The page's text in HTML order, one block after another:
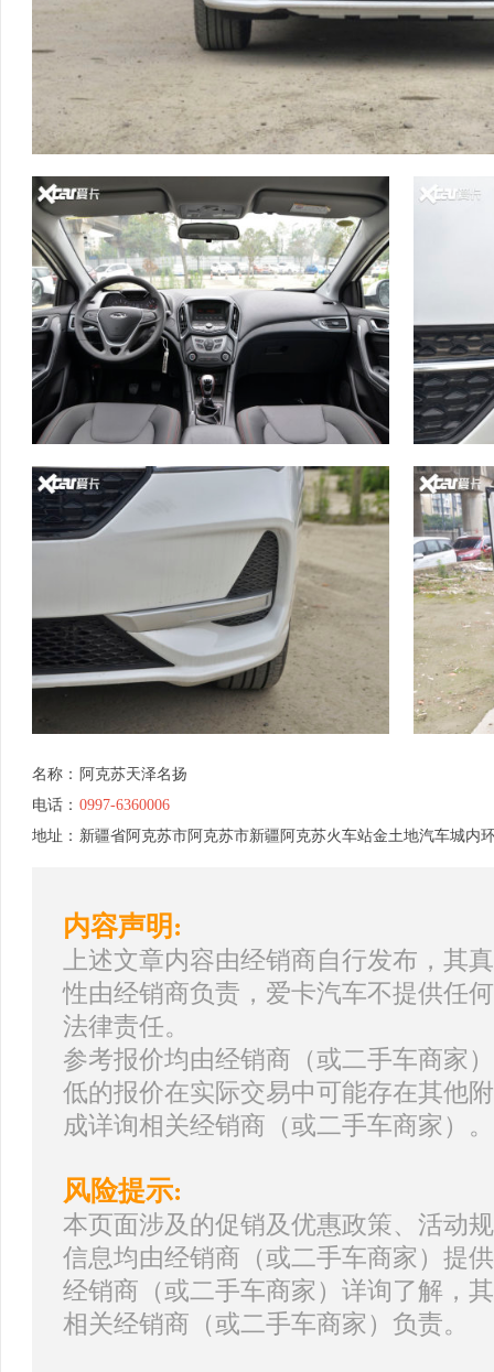
名称： 阿克苏天泽名扬
电话： 0997-6360006
地址： 新疆省阿克苏市阿克苏市新疆阿克苏火车站金土地汽车城内
内容声明:
上述文章内容由经销商自行发布，其
性由经销商负责，爱卡汽车不提供任
法律责任。
参考报价均由经销商（或二手车商家
低的报价在实际交易中可能存在其他
成详询相关经销商（或二手车商家）。
风险提示:
本页面涉及的促销及优惠政策、活动
信息均由经销商（或二手车商家）提
经销商（或二手车商家）详询了解，
相关经销商（或二手车商家）负责。